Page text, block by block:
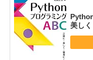
美しく